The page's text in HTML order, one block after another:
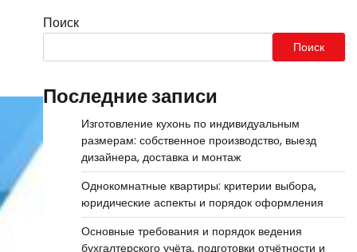
Поиск
Поиск
Последние записи
Изготовление кухонь по индивидуальным
размерам: собственное производство, выезд
дизайнера, доставка и монтаж
Однокомнатные квартиры: критерии выбора,
юридические аспекты и порядок оформления
Основные требования и порядок ведения
бухгалтерского учёта, подготовки отчётности и